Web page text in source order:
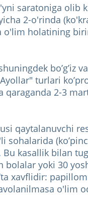
saratoniga olib
2-o'rinda
o'lim holatining
bo’g’iz
turlari
2-3
qaytalanuvchi
sohalarida
Bu kasallik bilan
bolalar yoki 30
xavflidir:
o'lim